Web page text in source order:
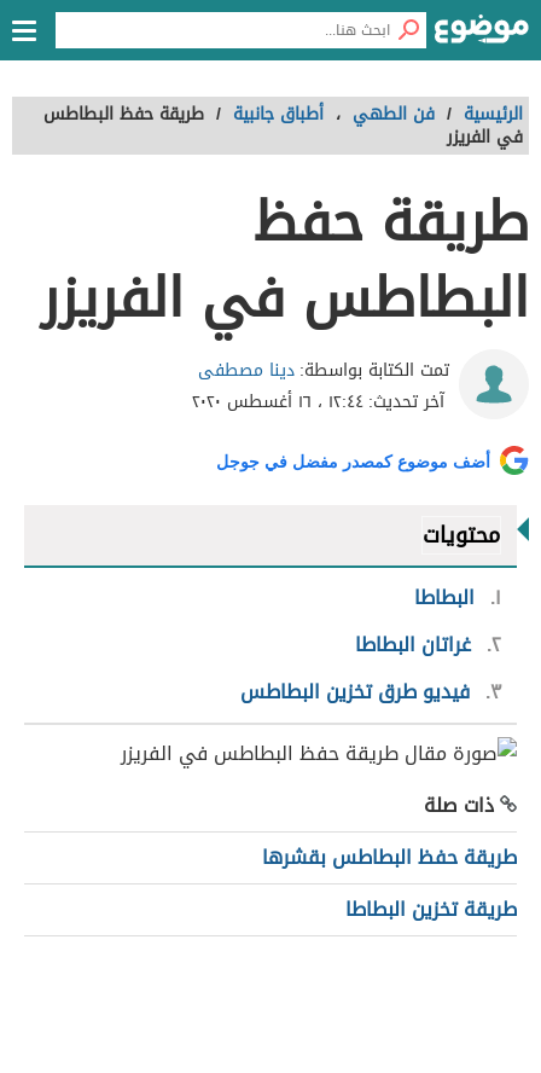
الرئيسية / فن الطهي ، أطباق جانبية / طريقة حفظ البطاطس
في الفريزر
طريقة حفظ
البطاطس في الفريزر
تمت الكتابة بواسطة:دينا مصطفى
آخر تحديث:١٢:٤٤ ، ١٦ أغسطس ٢٠٢٠
أضف موضوع كمصدر مفضل في جوجل
محتويات
١
البطاطا
٢ غراتان البطاطا
٣ فيديو طرق تخزين البطاطس
ذات صلة
طريقة حفظ البطاطس بقشرها
طريقة تخزين البطاطا